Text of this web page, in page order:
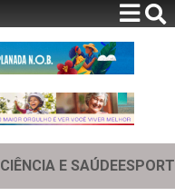
CIÊNCIA E SAÚDE